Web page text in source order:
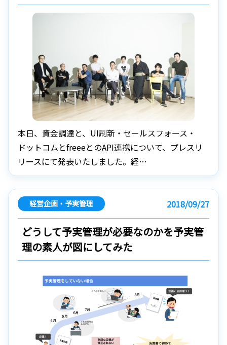
本日、資金調達と、UI刷新・セールスフォース・
ドットコムとfreeeとのAPI連携について、プレスリ
リースにて発表いたしました。経…
経営企画・予実管理 2018/09/27
どうして予実管理が必要なのかを予実管
理の素人が図にしてみた